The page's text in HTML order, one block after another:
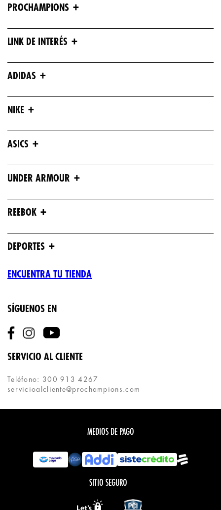
PROCHAMPIONS +
LINK DE INTERÉS +
ADIDAS +
NIKE +
ASICS +
UNDER ARMOUR +
REEBOK +
DEPORTES +
ENCUENTRA TU TIENDA
SÍGUENOS EN
SERVICIO AL CLIENTE
Teléfono: 300 913 4267
servicioalcliente@prochampions.com
MEDIOS DE PAGO
SITIO SEGURO